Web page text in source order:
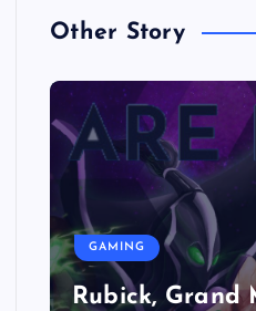
Other Story
GAMING
Rubick, Grand